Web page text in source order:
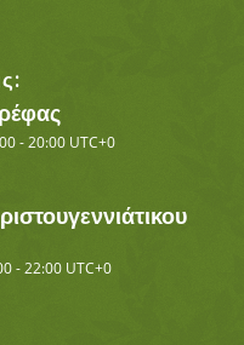
-20:00 UTC+0
-22:00 UTC+0